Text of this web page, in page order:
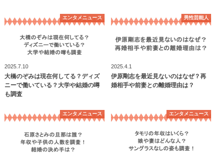
エンタメニュース
2025.7.10
大橋のぞみは現在何してる？ディズ
ニーで働いている？大学や結婚の噂
も調査
男性芸能人
2025.4.1
伊原剛志を最近見ないのはなぜ？再
婚相手や前妻との離婚理由は？
エンタメニュース エンタメニュース